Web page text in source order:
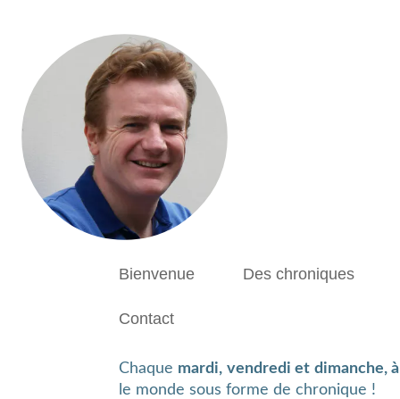
brightness_1
Bienvenue Des chroniques
Contact
Chaque mardi, vendredi et dimanche,
le monde sous forme de chronique !